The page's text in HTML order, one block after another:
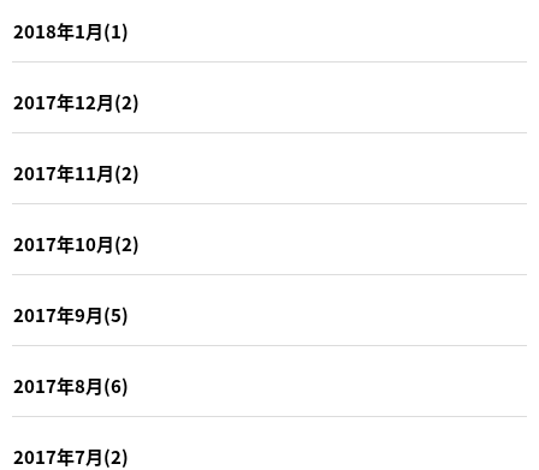
2018年1月(1)
2017年12月(2)
2017年11月(2)
2017年10月(2)
2017年9月(5)
2017年8月(6)
2017年7月(2)